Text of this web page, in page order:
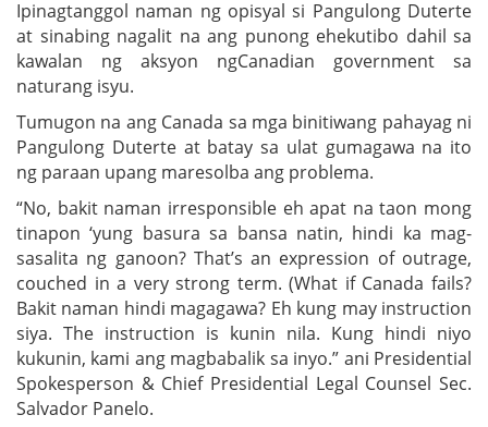
Ipinagtanggol naman ng opisyal si Pangulong Duterte
at sinabing nagalit na ang punong ehekutibo dahil sa
kawalan ng aksyon ngCanadian government sa
naturang isyu.
Tumugon na ang Canada sa mga binitiwang pahayag ni
Pangulong Duterte at batay sa ulat gumagawa na ito
ng paraan upang maresolba ang problema.
“No, bakit naman irresponsible eh apat na taon mong
tinapon ‘yung basura sa bansa natin, hindi ka mag-
sasalita ng ganoon? That’s an expression of outrage,
couched in a very strong term. (What if Canada fails?
Bakit naman hindi magagawa? Eh kung may instruction
siya. The instruction is kunin nila. Kung hindi niyo
kukunin, kami ang magbabalik sa inyo.” ani Presidential
Spokesperson & Chief Presidential Legal Counsel Sec.
Salvador Panelo.